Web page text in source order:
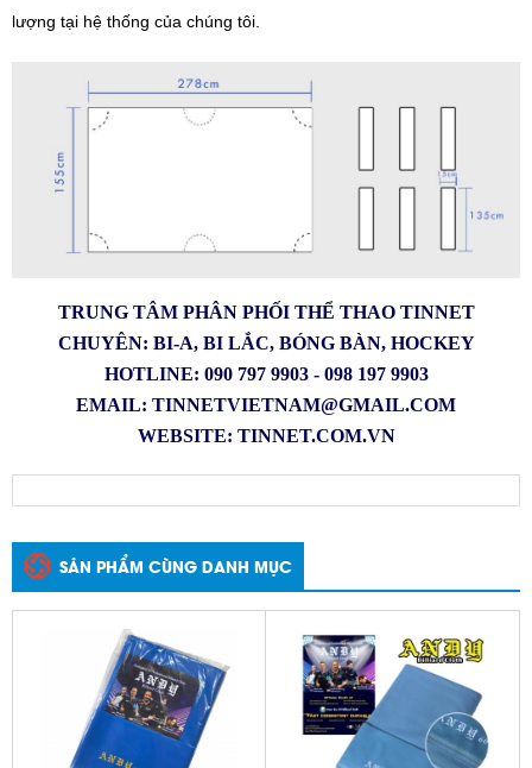
lượng tại hệ thống của chúng tôi.
TRUNG TÂM PHÂN PHỐI THỂ THAO TINNET
CHUYÊN: BI-A, BI LẮC, BÓNG BÀN, HOCKEY
HOTLINE: 090 797 9903 - 098 197 9903
EMAIL: TINNETVIETNAM@GMAIL.COM
WEBSITE: TINNET.COM.VN
SẢN PHẨM CÙNG DANH MỤC